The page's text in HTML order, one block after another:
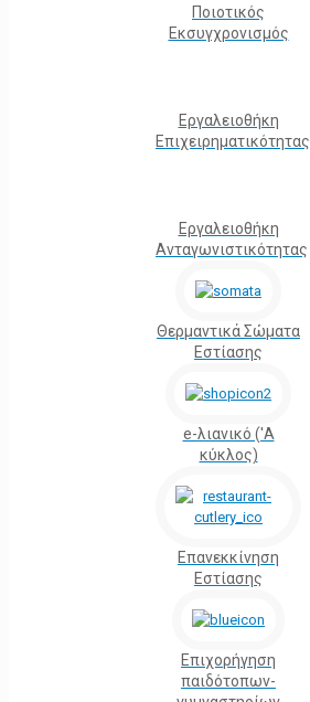
Ποιοτικός
Εκσυγχρονισμός
Εργαλειοθήκη
Eπιχειρηματικότητας
Εργαλειοθήκη
Ανταγωνιστικότητας
Θερμαντικά Σώματα
Εστίασης
e-λιανικό ('Α
κύκλος)
Επανεκκίνηση
Εστίασης
Επιχορήγηση
παιδότοπων-